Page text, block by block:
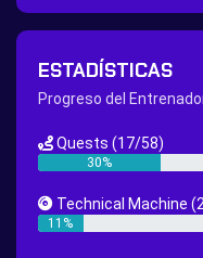
200 Great Ball Quest
Hippie Outfit Quest
New Continent Quest
ESTADÍSTICAS
Progreso del
Quests (17/58)
30%
Technical Machine
11%